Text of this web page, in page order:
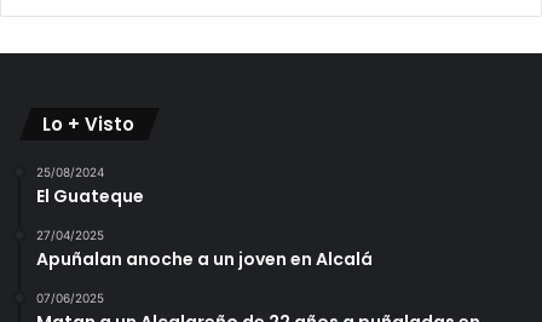
Lo + Visto
25/08/2024
El Guateque
27/04/2025
Apuñalan anoche a un joven en Alcalá
07/06/2025